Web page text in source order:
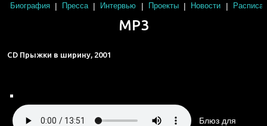
Биография | Пресса | Интервью | Проекты | Новости |
MP3
CD Прыжки в ширину, 2001
Блюз для